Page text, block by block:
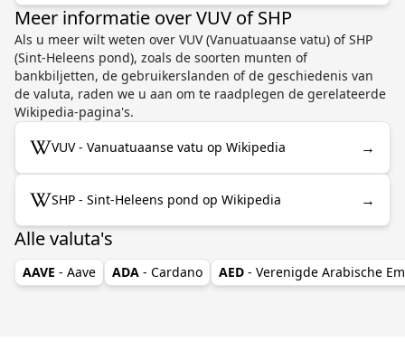
Meer informatie over VUV of SHP
Als u meer wilt weten over VUV (Vanuatuaanse vatu) of SHP
(Sint-Heleens pond), zoals de soorten munten of
bankbiljetten, de gebruikerslanden of de geschiedenis van
de valuta, raden we u aan om te raadplegen de gerelateerde
Wikipedia-pagina's.
VUV - Vanuatuaanse vatu op Wikipedia →
SHP - Sint-Heleens pond op Wikipedia →
Alle valuta's
AAVE - Aave ADA - Cardano AED - Verenigde Arabische